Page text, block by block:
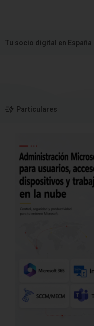
Tu socio digital en España
Particulares